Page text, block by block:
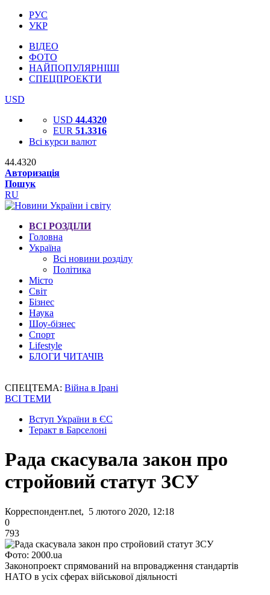
РУС
УКР
ВІДЕО
ФОТО
НАЙПОПУЛЯРНІШІ
СПЕЦПРОЕКТИ
USD
USD 44.4320
EUR 51.3316
Всі курси валют
44.4320
Авторизація
Пошук
RU
ВСІ РОЗДІЛИ
Головна
Україна
Всі новини розділу
Політика
Місто
Світ
Бізнес
Наука
Шоу-бізнес
Спорт
Lifestyle
БЛОГИ ЧИТАЧІВ
СПЕЦТЕМА: Війна в Ірані
ВСІ ТЕМИ
Вступ України в ЄС
Теракт в Барселоні
Рада скасувала закон про
стройовий статут ЗСУ
Корреспондент.net, 5 лютого 2020, 12:18
0
793
Фото: 2000.ua
Законопроект спрямований на впровадження стандартів
НАТО в усіх сферах військової діяльності